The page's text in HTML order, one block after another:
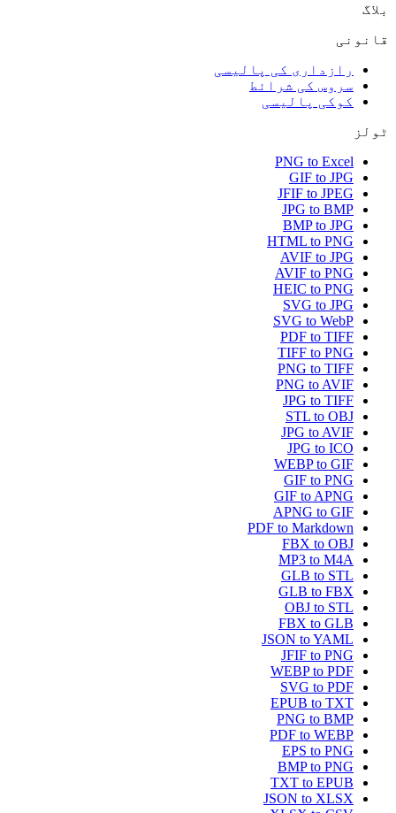
بلاگ
قانونی
رازداری کی پالیسی
سروس کی شرائط
کوکی پالیسی
ٹولز
PNG to Excel
GIF to JPG
JFIF to JPEG
JPG to BMP
BMP to JPG
HTML to PNG
AVIF to JPG
AVIF to PNG
HEIC to PNG
SVG to JPG
SVG to WebP
PDF to TIFF
TIFF to PNG
PNG to TIFF
PNG to AVIF
JPG to TIFF
STL to OBJ
JPG to AVIF
JPG to ICO
WEBP to GIF
GIF to PNG
GIF to APNG
APNG to GIF
PDF to Markdown
FBX to OBJ
MP3 to M4A
GLB to STL
GLB to FBX
OBJ to STL
FBX to GLB
JSON to YAML
JFIF to PNG
WEBP to PDF
SVG to PDF
EPUB to TXT
PNG to BMP
PDF to WEBP
EPS to PNG
BMP to PNG
TXT to EPUB
JSON to XLSX